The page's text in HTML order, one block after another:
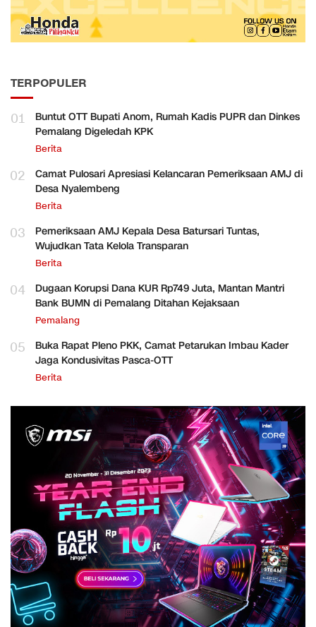
TERPOPULER
01
Buntut OTT Bupati Anom, Rumah Kadis PUPR dan Dinkes
Pemalang Digeledah KPK
Berita
02
Camat Pulosari Apresiasi Kelancaran Pemeriksaan AMJ di
Desa Nyalembeng
Berita
03
Pemeriksaan AMJ Kepala Desa Batursari Tuntas,
Wujudkan Tata Kelola Transparan
Berita
04
Dugaan Korupsi Dana KUR Rp749 Juta, Mantan Mantri
Bank BUMN di Pemalang Ditahan Kejaksaan
Pemalang
05
Buka Rapat Pleno PKK, Camat Petarukan Imbau Kader
Jaga Kondusivitas Pasca-OTT
Berita